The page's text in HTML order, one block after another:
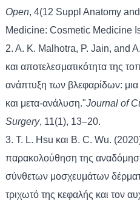
Open, 4(12 Suppl Anatomy
Medicine: Cosmetic Medicine
2. A. K. Malhotra, P. Jain, and
και αποτελεσματικότητα της
ανάπτυξη των βλεφαρίδων:
και μετα-ανάλυση."Journal of
Surgery, 11(1), 13–20.
3. T. L. Hsu και B. C. Wu.
παρακολούθηση της
σύνθετων μοσχευμάτων
τριχωτό της κεφαλής και τον